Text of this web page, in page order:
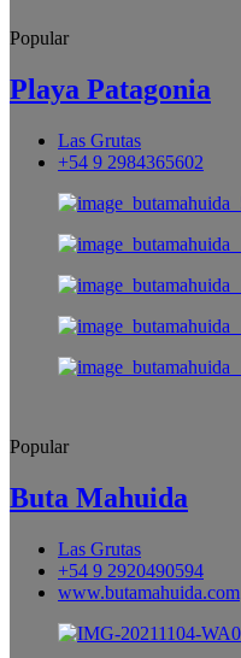
Popular
Playa Patagonia
Las Grutas
+54 9 2984365602
Popular
Buta Mahuida
Las Grutas
+54 9 2920490594
www.butamahuida.com